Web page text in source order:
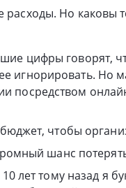
расходы. Но каковы
цифры говорят,
игнорировать. Но
посредством
чтобы
шанс
лет тому назад я